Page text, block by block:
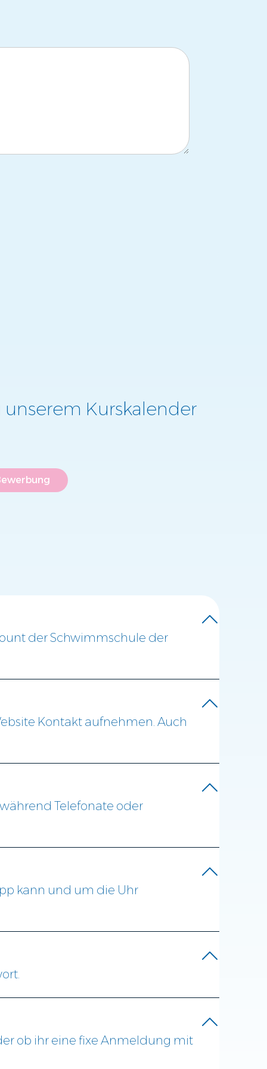
Kurskalender
der Schwimmschule der
Kontakt aufnehmen. Auch
Telefonate oder
kann und um die Uhr
ob ihr eine fixe Anmeldung mit